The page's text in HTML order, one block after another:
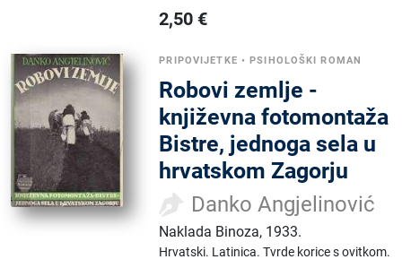
2,50 €
PRIPOVIJETKE •PSIHOLOŠKI ROMAN
Robovi zemlje -
književna fotomontaža
Bistre, jednoga sela u
hrvatskom Zagorju
Danko Angjelinović
Naklada Binoza, 1933.
Hrvatski. Latinica.Tvrde korice s ovitkom.